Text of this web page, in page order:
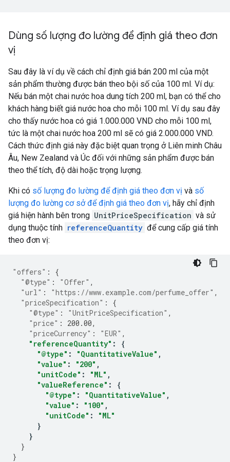
Dùng số lượng đo lường để định giá theo đơn
vị
Sau đây là ví dụ về cách chỉ định giá bán 200 ml của một
sản phẩm thường được bán theo bội số của 100 ml. Ví dụ:
Nếu bán một chai nước hoa dung tích 200 ml, bạn có thể cho
khách hàng biết giá nước hoa cho mỗi 100 ml. Ví dụ sau đây
cho thấy nước hoa có giá 1.000.000 VND cho mỗi 100 ml,
tức là một chai nước hoa 200 ml sẽ có giá 2.000.000 VND.
Cách thức định giá này đặc biệt quan trọng ở Liên minh Châu
Âu, New Zealand và Úc đối với những sản phẩm được bán
theo thể tích, độ dài hoặc trọng lượng.
Khi có số lượng đo lường để định giá theo đơn vị và số
lượng đo lường cơ sở để định giá theo đơn vị, hãy chỉ định
giá hiện hành bên trong UnitPriceSpecification và sử
dụng thuộc tính referenceQuantity để cung cấp giá tính
theo đơn vị:
"offers" :
{
"@type" : "Offer" ,
"url" : "https://www.example.com/perfume_offer" ,
"priceSpecification" :
{
"@type" : "UnitPriceSpecification" ,
"price" : 200.00,
"priceCurrency" : "EUR" ,
"referenceQuantity" :
{
"@type" : "QuantitativeValue" ,
"value" : "200" ,
"unitCode" : "ML" ,
"valueReference" :
{
"@type" : "QuantitativeValue" ,
"value" : "100" ,
"unitCode" :
"ML"
}
}
}
}